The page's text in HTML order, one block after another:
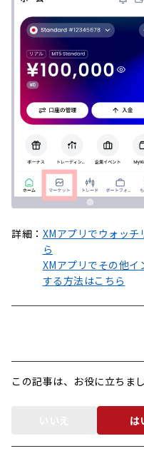
詳細： XMアプリでウォッ
ら
XMアプリでその他
する方法はこちら
この記事は、お役に立ちま
は